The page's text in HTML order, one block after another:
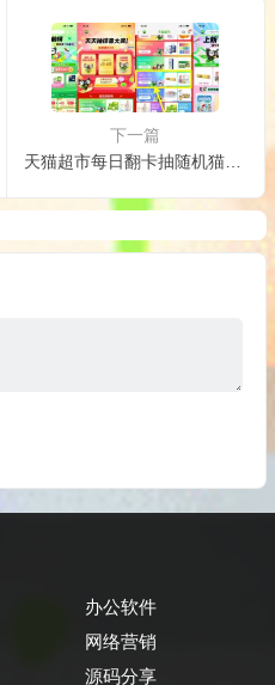
下一篇
天‪猫超‪市每日翻‪卡抽随机猫‪超卡
办公软件
网络营销
源码分享